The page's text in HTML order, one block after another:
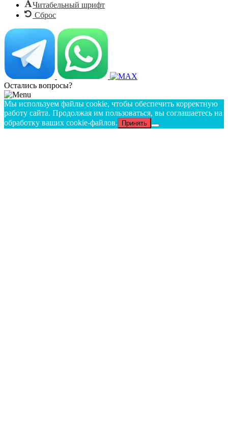
Читабельный шрифт
Сброс
Остались вопросы?
Мы используем файлы cookie, чтобы обеспечить корректную
работу сайта. Продолжая им пользоваться, вы соглашаетесь на
обработку ваших cookie‑файлов.
Принять